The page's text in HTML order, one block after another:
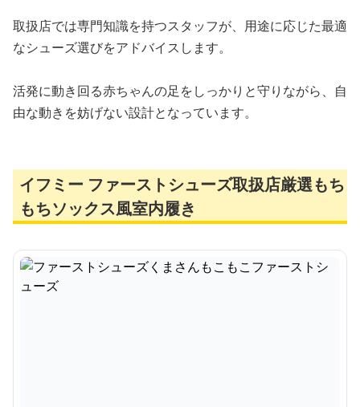
取扱店では専門知識を持つスタッフが、用途に応じた最適
なシューズ選びをアドバイスします。
活発に動き回る赤ちゃんの足をしっかりと守りながら、自
由な動きを妨げない設計となっています。
イフミー ファーストシューズ取扱店厳選もち
もちソックス風室内履き